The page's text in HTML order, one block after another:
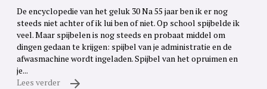
De encyclopedie van het geluk 30 Na 55 jaar ben ik er nog
steeds niet achter of ik lui ben of niet. Op school spijbelde ik
veel. Maar spijbelen is nog steeds en probaat middel om
dingen gedaan te krijgen: spijbel van je administratie en de
afwasmachine wordt ingeladen. Spijbel van het opruimen en
je...
Lees verder